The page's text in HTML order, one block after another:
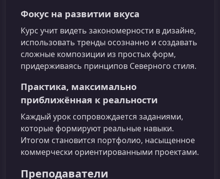
Фокус на развитии вкуса
Курс учит видеть закономерности в дизайне,
использовать тренды осознанно и создавать
сложные композиции из простых форм,
придерживаясь принципов Северного стиля.
Практика, максимально
приближённая к реальности
Каждый урок сопровождается заданиями,
которые формируют реальные навыки.
Итогом становится портфолио, насыщенное
коммерчески ориентированными проектами.
Преподаватели